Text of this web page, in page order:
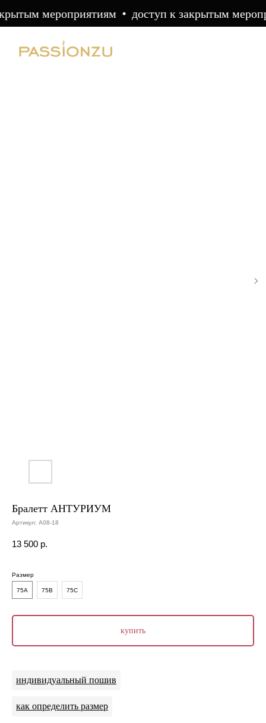
мероприятиям доступ к закрытым
Бралетт АНТУРИУМ
Артикул: A08-18
13 500 р.
Размер
75A 75B 75C
купить
индивидуальный пошив
как определить размер